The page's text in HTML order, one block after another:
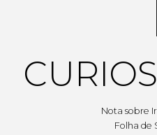
Nota sobre
Folha de